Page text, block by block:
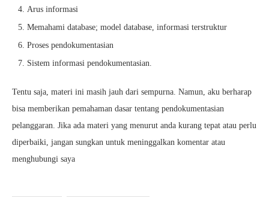
Arus informasi
Memahami database; model database, informasi terstruktur
Proses pendokumentasian
Sistem informasi pendokumentasian.
Tentu saja, materi ini masih jauh dari sempurna. Namun, aku berharap
bisa memberikan pemahaman dasar tentang pendokumentasian
pelanggaran. Jika ada materi yang menurut anda kurang tepat atau perlu
diperbaiki, jangan sungkan untuk meninggalkan komentar atau
menghubungi saya